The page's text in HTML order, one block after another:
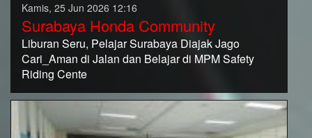
Kamis, 25 Jun 2026 12:16
Surabaya Honda Community
Liburan Seru, Pelajar Surabaya Diajak Jago
Cari_Aman di Jalan dan Belajar di MPM Safety
Riding Cente